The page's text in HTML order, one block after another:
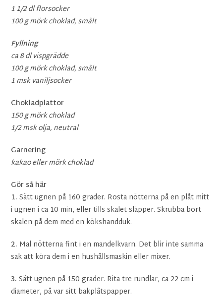
1 1/2 dl florsocker
100 g mörk choklad, smält
Fyllning
ca 8 dl vispgrädde
100 g mörk choklad, smält
1 msk vaniljsocker
Chokladplattor
150 g mörk choklad
1/2 msk olja, neutral
Garnering
kakao eller mörk choklad
Gör så här
1. Sätt ugnen på 160 grader. Rosta nötterna på en plåt mitt
i ugnen i ca 10 min, eller tills skalet släpper. Skrubba bort
skalen på dem med en kökshandduk.
2. Mal nötterna fint i en mandelkvarn. Det blir inte samma
sak att köra dem i en hushållsmaskin eller mixer.
3. Sätt ugnen på 150 grader. Rita tre rundlar, ca 22 cm i
diameter, på var sitt bakplåtspapper.